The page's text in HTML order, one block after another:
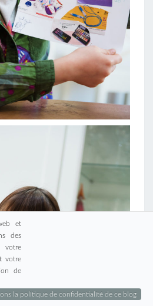
et
des
votre
de
la politique de confidentialité de ce blog